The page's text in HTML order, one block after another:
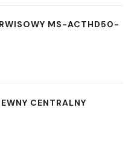
MS-ACTHD50-
CENTRALNY